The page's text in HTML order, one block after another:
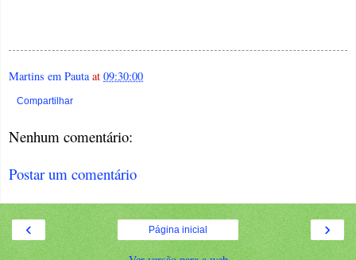
Martins em Pauta at 09:30:00
Compartilhar
Nenhum comentário:
Postar um comentário
‹ ›
Página inicial